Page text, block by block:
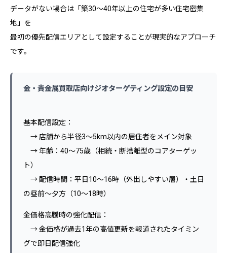
データがない場合は「築30〜40年以上の住宅が多い住宅密集
地」を
最初の優先配信エリアとして設定することが現実的なアプローチ
です。
金・貴金属買取店向けジオターゲティング設定の目安
基本配信設定：
→ 店舗から半径3〜5km以内の居住者をメイン対象
→ 年齢：40〜75歳（相続・断捨離型のコアターゲッ
ト）
→ 配信時間：平日10〜16時（外出しやすい層）・土日
の昼前〜夕方（10〜18時）
金価格高騰時の強化配信：
→ 金価格が過去1年の高値更新を報道されたタイミン
グで即日配信強化